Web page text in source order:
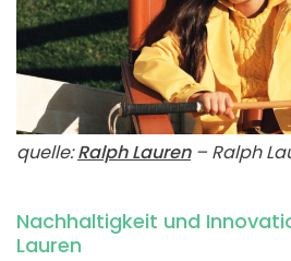
quelle:Ralph Lauren– Ralph
Nachhaltigkeit und
Lauren